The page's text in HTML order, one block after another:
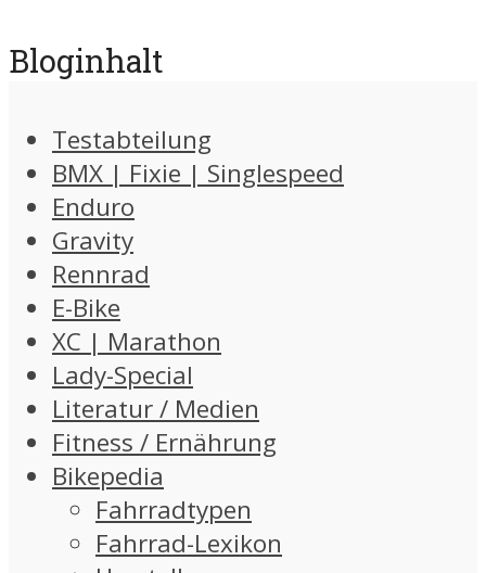
Bloginhalt
Testabteilung
BMX | Fixie | Singlespeed
Enduro
Gravity
Rennrad
E-Bike
XC | Marathon
Lady-Special
Literatur / Medien
Fitness / Ernährung
Bikepedia
Fahrradtypen
Fahrrad-Lexikon